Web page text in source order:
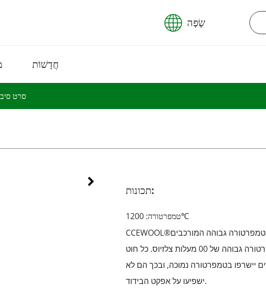
שָׂפָה
חֲדָשׁוֹת
סרט
תכונות:
טמפרטורה: 1200℃
CCEWOOL®גבוהה המורכבים
יישום בטמפרטורה גבוהה של 00 מעלות צלזיוס. כל חוט
יישרפו בטמפרטורה נמוכה, ובכך הם לא
ישפיעו על אפקט הבידוד.